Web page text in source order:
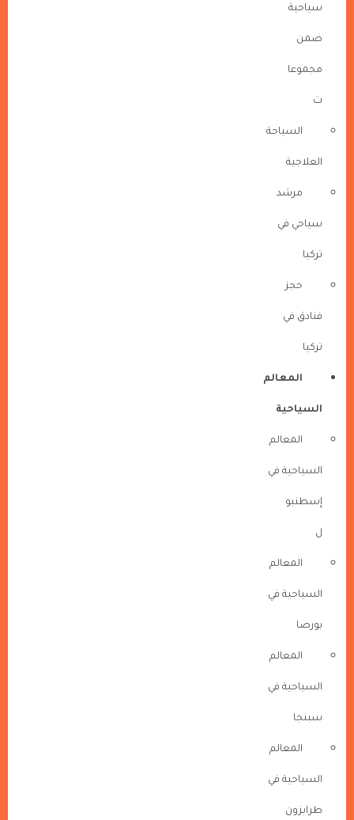
سياحية
ضمن
مجموعا
ت
السياحة
العلاجية
مرشد
سياحي في
تركيا
حجز
فنادق في
تركيا
المعالم
السياحية
المعالم
السياحية في
إسطنبو
ل
المعالم
السياحية في
بورصا
المعالم
السياحية في
سبنجا
المعالم
السياحية في
طرابزون